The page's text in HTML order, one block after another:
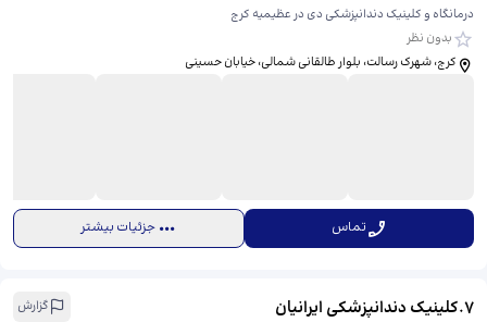
درمانگاه و کلینیک دندانپزشکی دی در عظیمیه کرج
بدون نظر
کرج، شهرک رسالت، بلوار طالقانی شمالی، خیابان حسینی
تماس جزئیات بیشتر
7
.کلینیک دندانپزشکی ایرانیان
گزارش